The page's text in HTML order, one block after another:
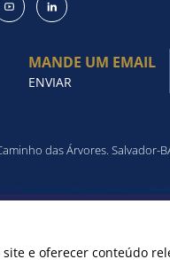
MANDE UM EMAIL
ENVIAR
das Árvores. Salvador-
e oferecer conteúdo